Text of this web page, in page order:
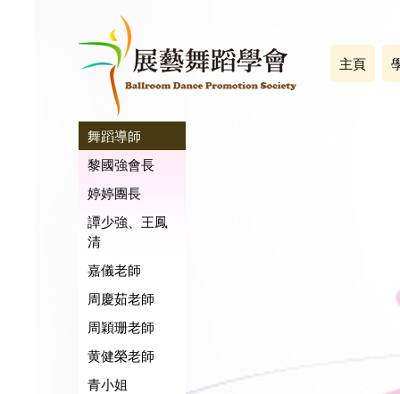
主頁
舞蹈導師
黎國強會長
婷婷團長
譚少強、王鳳
清
嘉儀老師
周慶茹老師
周穎珊老師
黄健榮老師
青小姐